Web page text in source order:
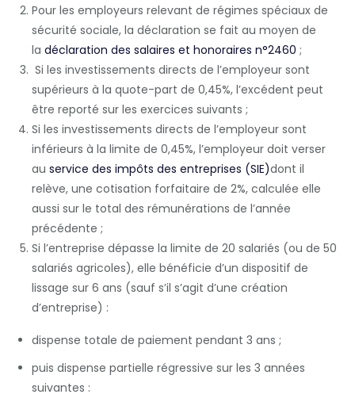
Pour les employeurs relevant de régimes spéciaux de
sécurité sociale, la déclaration se fait au moyen de
la déclaration des salaires et honoraires n°2460 ;
Si les investissements directs de l’employeur sont
supérieurs à la quote-part de 0,45%, l’excédent peut
être reporté sur les exercices suivants ;
Si les investissements directs de l’employeur sont
inférieurs à la limite de 0,45%, l’employeur doit verser
au service des impôts des entreprises (SIE)dont il
relève, une cotisation forfaitaire de 2%, calculée elle
aussi sur le total des rémunérations de l’année
précédente ;
Si l’entreprise dépasse la limite de 20 salariés (ou de 50
salariés agricoles), elle bénéficie d’un dispositif de
lissage sur 6 ans (sauf s’il s’agit d’une création
d’entreprise) :
dispense totale de paiement pendant 3 ans ;
puis dispense partielle régressive sur les 3 années
suivantes :